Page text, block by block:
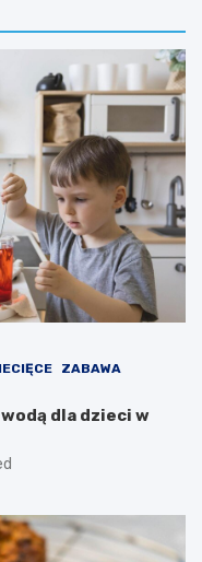
ZABAWA
dla dzieci w